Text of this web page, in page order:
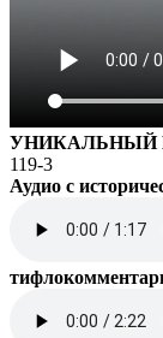
УНИКАЛЬНЫЙ
119-3
Аудио с